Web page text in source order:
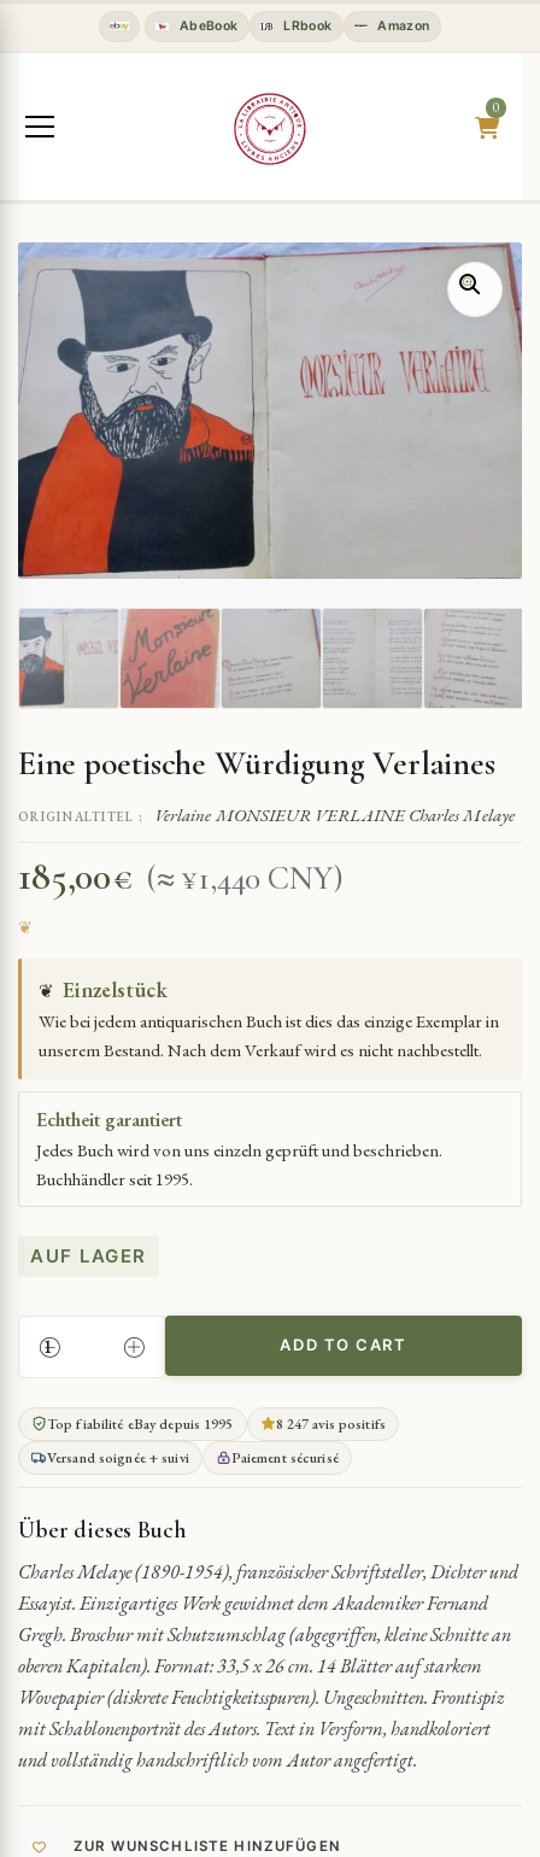
AbeBook LRbook Amazon
0
Eine poetische Würdigung Verlaines
ORIGINALTITEL : Verlaine MONSIEUR VERLAINE Charles Melaye
185,00€ (≈ ¥1,440 CNY)
❦ Einzelstück
Wie bei jedem antiquarischen Buch ist dies das einzige Exemplar in
unserem Bestand. Nach dem Verkauf wird es nicht nachbestellt.
Echtheit garantiert
Jedes Buch wird von uns einzeln geprüft und beschrieben.
Buchhändler seit 1995.
AUF LAGER
EINE
POETISCHE
WÜRDIGUNG
VERLAINES
QUANTITY
ADD TO CART
Top fiabilité eBay depuis 1995
8 247 avis positifs
Versand soignée + suivi
Paiement sécurisé
Über dieses Buch
Charles Melaye (1890-1954), französischer Schriftsteller, Dichter und
Essayist. Einzigartiges Werk gewidmet dem Akademiker Fernand
Gregh. Broschur mit Schutzumschlag (abgegriffen, kleine Schnitte an
oberen Kapitalen). Format: 33,5 x 26 cm. 14 Blätter auf starkem
Wovepapier (diskrete Feuchtigkeitsspuren). Ungeschnitten. Frontispiz
mit Schablonenporträt des Autors. Text in Versform, handkoloriert
und vollständig handschriftlich vom Autor angefertigt.
ZUR WUNSCHLISTE HINZUFÜGEN